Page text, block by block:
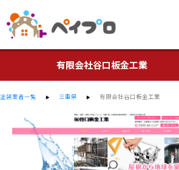
有限会社谷口板金工業
塗装業者一覧 三重県 有限会社谷口板金工業